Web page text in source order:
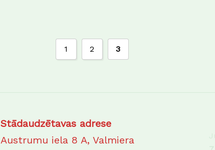
1 2 3
Stādaudzētavas adrese
Austrumu iela 8 A, Valmiera